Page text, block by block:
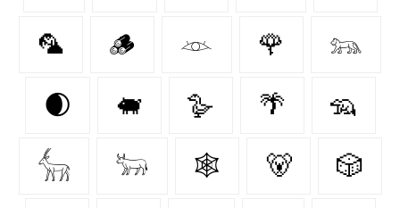
🦜 🪵 𓁺 🌹 𓃬
🌒 🐖 🪿 🌴 🦡
𓃲 𓃽 🕸️ 🐻 🎲